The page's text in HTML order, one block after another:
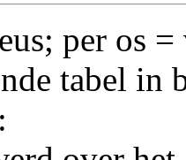
per os
tabel in